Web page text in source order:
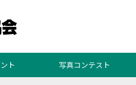
ト 写真コンテスト